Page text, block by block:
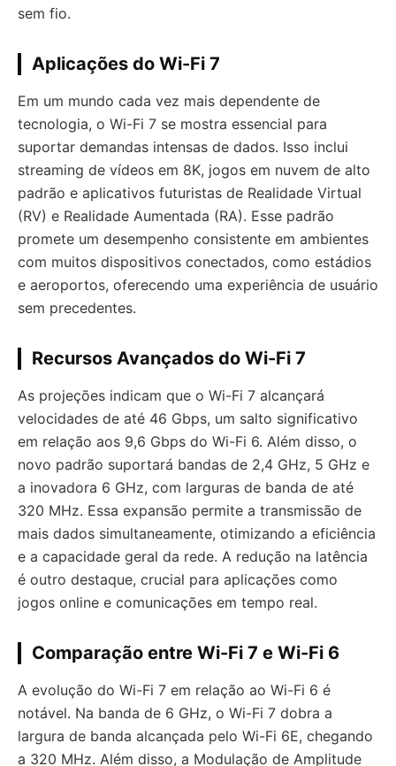
sem fio.
Aplicações do Wi-Fi 7
Em um mundo cada vez mais dependente de
tecnologia, o Wi-Fi 7 se mostra essencial para
suportar demandas intensas de dados. Isso inclui
streaming de vídeos em 8K, jogos em nuvem de alto
padrão e aplicativos futuristas de Realidade Virtual
(RV) e Realidade Aumentada (RA). Esse padrão
promete um desempenho consistente em ambientes
com muitos dispositivos conectados, como estádios
e aeroportos, oferecendo uma experiência de usuário
sem precedentes.
Recursos Avançados do Wi-Fi 7
As projeções indicam que o Wi-Fi 7 alcançará
velocidades de até 46 Gbps, um salto significativo
em relação aos 9,6 Gbps do Wi-Fi 6. Além disso, o
novo padrão suportará bandas de 2,4 GHz, 5 GHz e
a inovadora 6 GHz, com larguras de banda de até
320 MHz. Essa expansão permite a transmissão de
mais dados simultaneamente, otimizando a eficiência
e a capacidade geral da rede. A redução na latência
é outro destaque, crucial para aplicações como
jogos online e comunicações em tempo real.
Comparação entre Wi-Fi 7 e Wi-Fi 6
A evolução do Wi-Fi 7 em relação ao Wi-Fi 6 é
notável. Na banda de 6 GHz, o Wi-Fi 7 dobra a
largura de banda alcançada pelo Wi-Fi 6E, chegando
a 320 MHz. Além disso, a Modulação de Amplitude